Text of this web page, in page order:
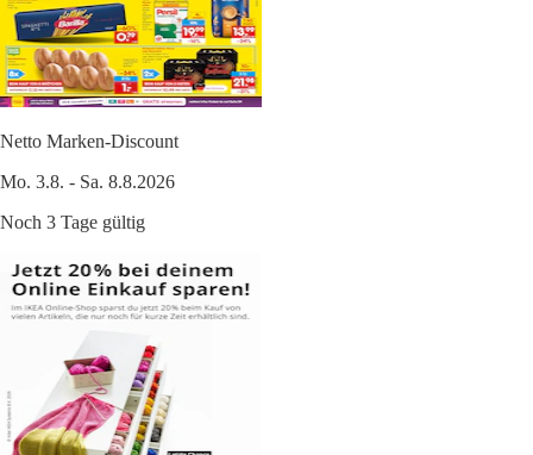
Netto Marken-Discount
Mo. 3.8. - Sa. 8.8.2026
Noch 3 Tage gültig